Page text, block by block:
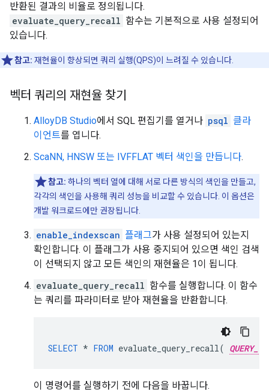
반환된 결과의 비율로 정의됩니다.
evaluate_query_recall 함수는 기본적으로 사용 설정되어
있습니다.
참고: 재현율이 향상되면 쿼리 실행(QPS)이 느려질 수 있습니다.
벡터 쿼리의 재현율 찾기
AlloyDB Studio에서 SQL 편집기를 열거나 psql 클라
이언트를 엽니다.
ScaNN, HNSW 또는 IVFFLAT 벡터 색인을 만듭니다.
참고: 하나의 벡터 열에 대해 서로 다른 방식의 색인을 만들고,
각각의 색인을 사용해 쿼리 성능을 비교할 수 있습니다. 이 옵션은
개발 워크로드에만 권장됩니다.
enable_indexscan 플래그가 사용 설정되어 있는지
확인합니다. 이 플래그가 사용 중지되어 있으면 색인 검색
이 선택되지 않고 모든 색인의 재현율은 1이 됩니다.
evaluate_query_recall 함수를 실행합니다. 이 함수
는 쿼리를 파라미터로 받아 재현율을 반환합니다.
SELECT * FROM evaluate_query_recall(
이 명령어를 실행하기 전에 다음을 바꿉니다.